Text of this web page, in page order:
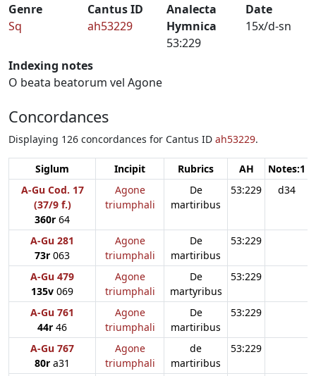
Genre
Sq
Cantus ID
ah53229
Analecta
Hymnica
53:229
Date
15x/d-sn
Indexing notes
O beata beatorum vel Agone
Concordances
Displaying 126 concordances for Cantus ID ah53229.
Siglum Incipit Rubrics AH Notes:1
A-Gu Cod. 17
(37/9 f.)
360r 64
Agone
triumphali
De
martiribus
53:229 d34
A-Gu 281
73r 063
Agone
triumphali
De
martiribus
53:229
A-Gu 479
135v 069
Agone
triumphali
De
martyribus
53:229
A-Gu 761
44r 46
Agone
triumphali
De
martiribus
53:229
A-Gu 767
80r a31
Agone
triumphali
de
martiribus
53:229